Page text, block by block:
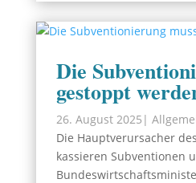
Die
gestoppt
26. August 2025 |
Die Hauptverursacher
kassieren Subventionen